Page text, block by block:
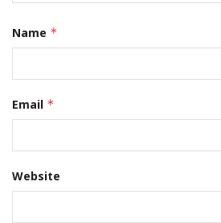
Name *
Email *
Website